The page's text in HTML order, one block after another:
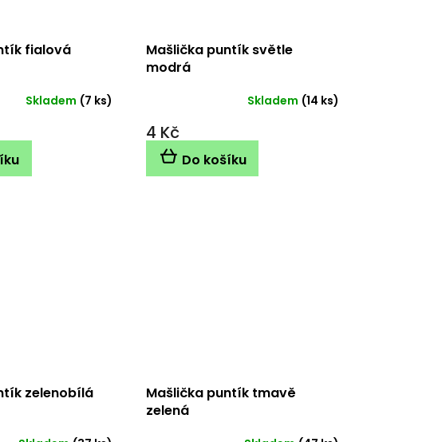
fialová
Skladem (7 ks)
Mašlička puntík světle
modrá
Skladem (14 ks)
4 Kč
Do košíku
zelenobílá
Mašlička puntík tmavě
zelená